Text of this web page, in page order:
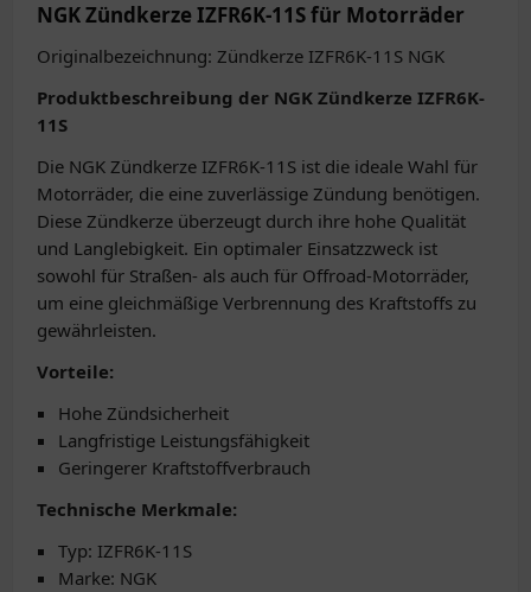
NGK Zündkerze IZFR6K-11S für Motorräder
Originalbezeichnung: Zündkerze IZFR6K-11S NGK
Produktbeschreibung der NGK Zündkerze IZFR6K-
11S
Die NGK Zündkerze IZFR6K-11S ist die ideale Wahl für
Motorräder, die eine zuverlässige Zündung benötigen.
Diese Zündkerze überzeugt durch ihre hohe Qualität
und Langlebigkeit. Ein optimaler Einsatzzweck ist
sowohl für Straßen- als auch für Offroad-Motorräder,
um eine gleichmäßige Verbrennung des Kraftstoffs zu
gewährleisten.
Vorteile:
Hohe Zündsicherheit
Langfristige Leistungsfähigkeit
Geringerer Kraftstoffverbrauch
Technische Merkmale:
Typ: IZFR6K-11S
Marke: NGK